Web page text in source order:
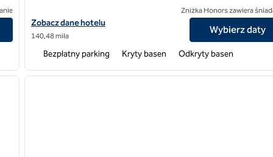
Zobacz szczegóły hotelu Eagles Villas, SLH Hotel
Zobacz dane hotelu
140,48 mila
Zniżka Honors zawiera
Wybierz daty
Bezpłatny parking Kryty basen Odkryty basen
następny obraz
1 z 8